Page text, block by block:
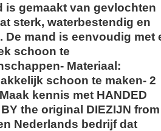
is gemaakt van gevlochten
sterk, waterbestendig en
De mand is eenvoudig met
schoon te
Materiaal:
schoon te maken- 2
kennis met HANDED
the original DIEZIJN from
Nederlands bedrijf dat